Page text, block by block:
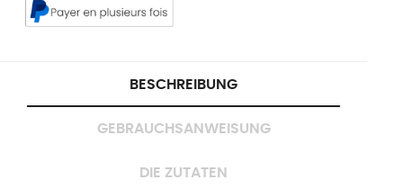
BESCHREIBUNG
GEBRAUCHSANWEISUNG
DIE ZUTATEN